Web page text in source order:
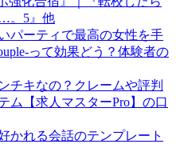
。5』他
パーティで最高の女性を手
って効果どう？体験者の
チキなの？クレームや評判
ム【求人マスターPro】の口
かれる会話のテンプレート